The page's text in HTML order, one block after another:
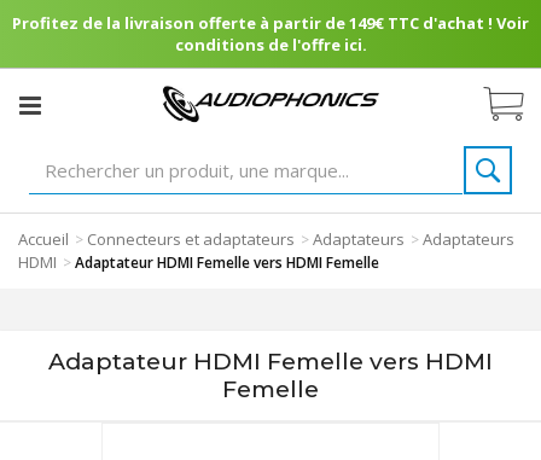
Profitez de la livraison offerte à partir de 149€ TTC d'achat ! Voir
conditions de l'offre ici.
Accueil > Connecteurs et adaptateurs >Adaptateurs >Adaptateurs
HDMI >Adaptateur HDMI Femelle vers HDMI Femelle
Adaptateur HDMI Femelle vers HDMI
Femelle